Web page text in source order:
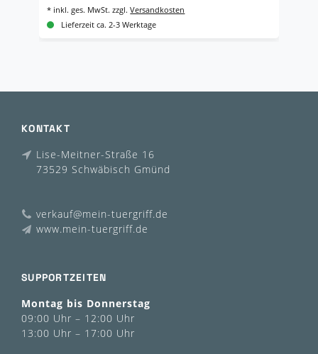
* inkl. ges. MwSt. zzgl.Versandkosten
Lieferzeit ca. 2-3 Werktage
KONTAKT
Lise-Meitner-Straße 16
73529 Schwäbisch Gmünd
verkauf@mein-tuergriff.de
www.mein-tuergriff.de
SUPPORTZEITEN
Montag bis Donnerstag
09:00 Uhr – 12:00 Uhr
13:00 Uhr – 17:00 Uhr